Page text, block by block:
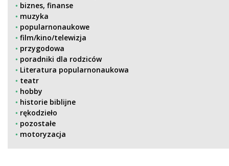
biznes, finanse
muzyka
popularnonaukowe
film/kino/telewizja
przygodowa
poradniki dla rodziców
Literatura popularnonaukowa
teatr
hobby
historie biblijne
rękodzieło
pozostałe
motoryzacja